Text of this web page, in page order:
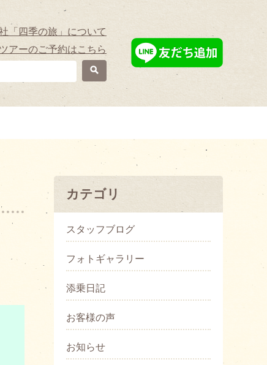
「四季の旅」について
ツアーのご予約はこちら
カテゴリ
スタッフブログ
フォトギャラリー
添乗日記
お客様の声
お知らせ